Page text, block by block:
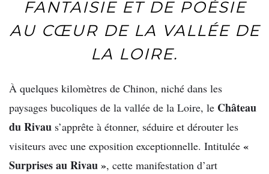
FANTAISIE ET DE POÉSIE
AU CŒUR DE LA VALLÉE DE
LA LOIRE.
À quelques kilomètres de Chinon, niché dans les
paysages bucoliques de la vallée de la Loire, le Château
du Rivau s’apprête à étonner, séduire et dérouter les
visiteurs avec une exposition exceptionnelle. Intitulée «
Surprises au Rivau », cette manifestation d’art